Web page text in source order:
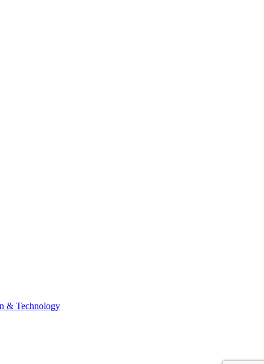
& Technology